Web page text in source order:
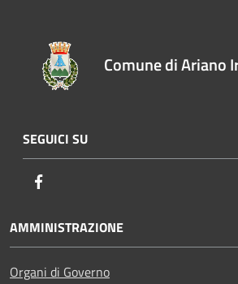
Comune di Ariano
SEGUICI SU
AMMINISTRAZIONE
Organi di Governo